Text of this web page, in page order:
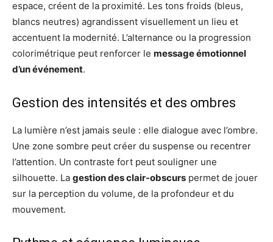
espace, créent de la proximité. Les tons froids (bleus,
blancs neutres) agrandissent visuellement un lieu et
accentuent la modernité. L’alternance ou la progression
colorimétrique peut renforcer le message émotionnel
d’un événement.
Gestion des intensités et des ombres
La lumière n’est jamais seule : elle dialogue avec l’ombre.
Une zone sombre peut créer du suspense ou recentrer
l’attention. Un contraste fort peut souligner une
silhouette. La gestion des clair-obscurs permet de jouer
sur la perception du volume, de la profondeur et du
mouvement.